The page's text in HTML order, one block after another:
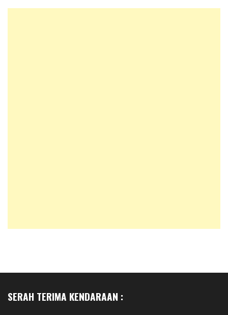
SERAH TERIMA KENDARAAN :